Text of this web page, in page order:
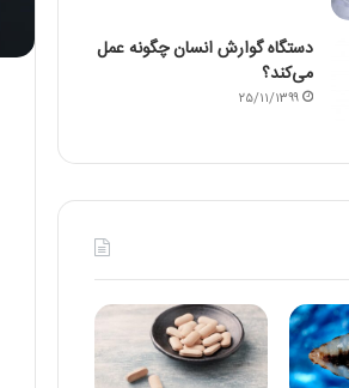
دستگاه گوارش انسان چگونه عمل
می‌کند؟
۲۵/۱۱/۱۳۹۹